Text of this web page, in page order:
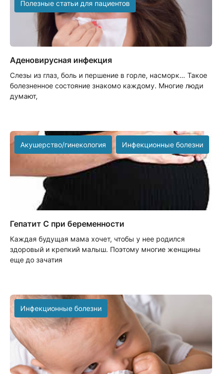
Полезные статьи для пациентов
Аденовирусная инфекция
Слезы из глаз, боль и першение в горле, насморк… Такое
болезненное состояние знакомо каждому. Многие люди
думают,
Акушерство/гинекология Инфекционные болезни
Гепатит С при беременности
Каждая будущая мама хочет, чтобы у нее родился
здоровый и крепкий малыш. Поэтому многие женщины
еще до зачатия
Инфекционные болезни